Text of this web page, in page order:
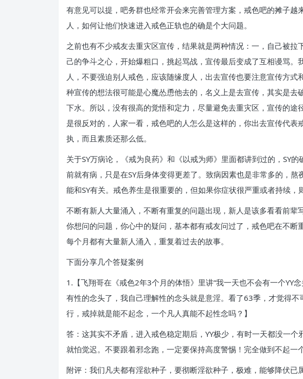
有意见可以提，吧务群也经常开会来完善管理方案，戒色吧的摊子
人，如何让他们快速进入戒色正轨也的确是个大问题。
之前也有不少戒友去重灾区宣传，结果就是两种情况：一，自己被
己的争斗之心，开始爆粗口，挑起骂战，宣传最后变成了互相谩骂
人，不要强迫别人戒色，应该随缘度人，出去宣传也要注意宣传方
种宣传的想法很可能是心魔怂恿他去的，名义上是去宣传，其实是
下水。所以，没有很高的觉悟和定力，尽量避免去重灾区，宣传的
是很反对的，人家一看，戒色吧的人怎么是这样的，你出去宣传代
执，而且素质还那么低。
关于SY万病论，《戒为良药》和《以戒为师》里面都讲到过的，SY
前就有病，只是在SY后身体变得更差了。致病因素也是非常多的，
能和SY有关。戒色养生是很重要的，但如果你症状很严重或者持续
不断有新人大量涌入，不断有重复的问题出现，新人是该多看看前
你想问的问题，你心中的疑问，基本都有戒友问过了，戒色吧在不
每个月都有大量新人涌入，重复着过去的故事。
下面分享几个答疑案例
1.【飞翔哥在《戒色2年3个月的体悟》里讲“我一天也不会有一个YY
有性的念头了，我自己理解性的念头就是意淫。看了63季，才觉得
行，戒掉就是能不起念，一个凡人真能不起性念吗？】
答：这其实不矛盾，进入戒色稳定期后，YY极少，有时一天都没一
就怕觉迟。不要跟着邪念跑，一定要保持高度警惕！完全做到不起
附评：我们凡夫都有淫欲种子，要彻断淫欲种子，极难，能够降伏